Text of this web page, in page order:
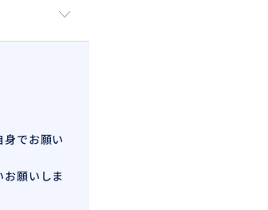
とさせて頂
、早朝料金20
でお願い
お願いしま